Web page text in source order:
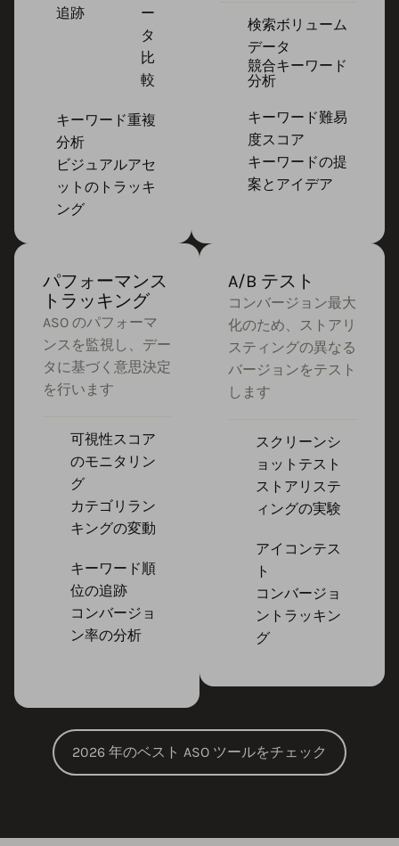
追跡
ー
タ
比
較
キーワード重複
分析
ビジュアルアセ
ットのトラッキ
ング
検索ボリューム
データ
競合キーワード
分析
キーワード難易
度スコア
キーワードの提
案とアイデア
パフォーマンス
トラッキング
ASO のパフォーマ
ンスを監視し、デー
タに基づく意思決定
を行います
可視性スコア
のモニタリン
グ
カテゴリラン
キングの変動
キーワード順
位の追跡
コンバージョ
ン率の分析
A/B テスト
コンバージョン最大
化のため、ストアリ
スティングの異なる
バージョンをテスト
します
スクリーンシ
ョットテスト
ストアリステ
ィングの実験
アイコンテス
ト
コンバージョ
ントラッキン
グ
2026 年のベスト ASO ツールをチェック